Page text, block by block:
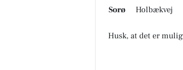
Sorø Holbækvej
Husk, at det er